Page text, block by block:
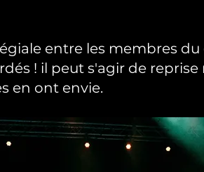
entre les membres du
! il peut s'agir de
en ont envie.